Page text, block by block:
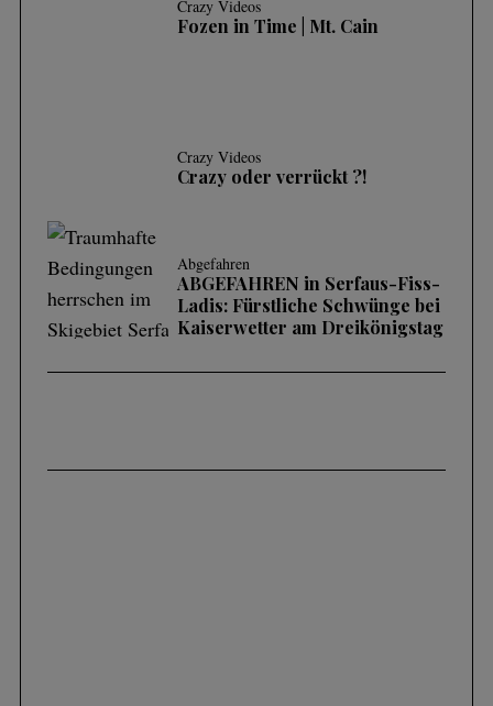
Crazy Videos
Fozen in Time | Mt. Cain
Crazy Videos
Crazy oder verrückt ?!
Abgefahren
ABGEFAHREN in Serfaus-Fiss-
Ladis: Fürstliche Schwünge bei
Kaiserwetter am Dreikönigstag